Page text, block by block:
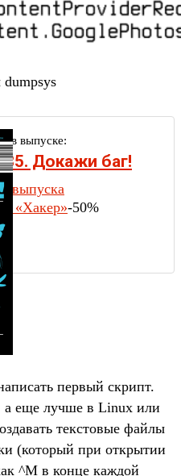
в выпуске:
Докажи баг!
выпуска
«Хакер»-50%
первый скрипт.
а еще лучше в Linux или
текстовые файлы
(который при открытии
^M в конце каждой